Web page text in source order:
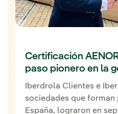
Certificación
paso pionero en la
Iberdrola Clientes e
sociedades que
España, lograron en